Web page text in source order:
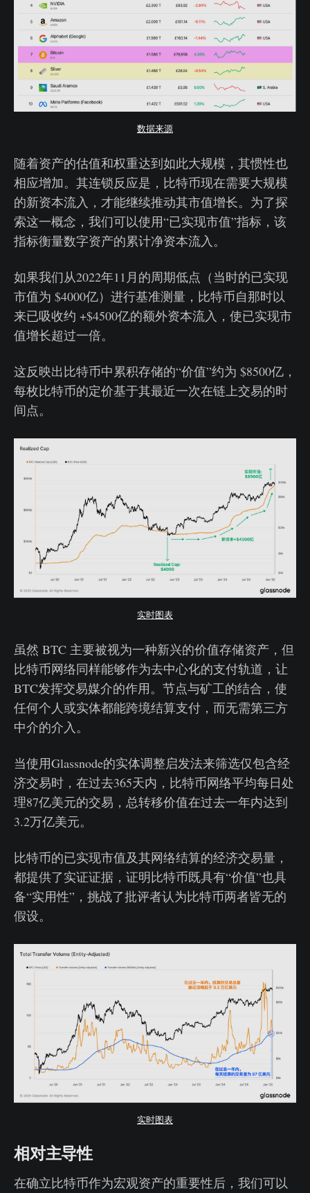
数据来源
随着资产的估值和权重达到如此大规模，其惯性也
相应增加。其连锁反应是，比特币现在需要大规模
的新资本流入，才能继续推动其市值增长。为了探
索这一概念，我们可以使用“已实现市值”指标，该
指标衡量数字资产的累计净资本流入。
如果我们从2022年11月的周期低点（当时的已实现
市值为 $4000亿）进行基准测量，比特币自那时以
来已吸收约 +$4500亿的额外资本流入，使已实现市
值增长超过一倍。
这反映出比特币中累积存储的“价值”约为 $8500亿，
每枚比特币的定价基于其最近一次在链上交易的时
间点。
实时图表
虽然 BTC 主要被视为一种新兴的价值存储资产，但
比特币网络同样能够作为去中心化的支付轨道，让
BTC发挥交易媒介的作用。节点与矿工的结合，使
任何个人或实体都能跨境结算支付，而无需第三方
中介的介入。
当使用Glassnode的实体调整启发法来筛选仅包含经
济交易时，在过去365天内，比特币网络平均每日处
理87亿美元的交易，总转移价值在过去一年内达到
3.2万亿美元。
比特币的已实现市值及其网络结算的经济交易量，
都提供了实证证据，证明比特币既具有“价值”也具
备“实用性”，挑战了批评者认为比特币两者皆无的
假设。
实时图表
相对主导性
在确立比特币作为宏观资产的重要性后，我们可以